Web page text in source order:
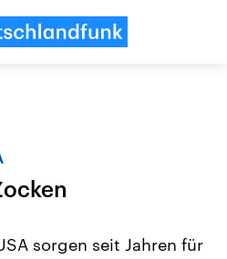
sorgen seit Jahren für